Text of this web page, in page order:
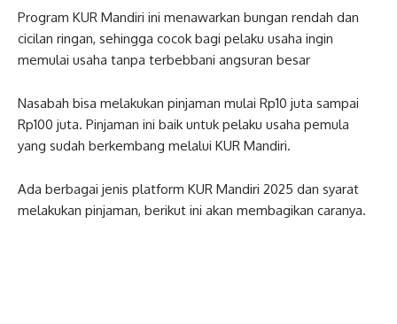
Program KUR Mandiri ini menawarkan bungan rendah dan
cicilan ringan, sehingga cocok bagi pelaku usaha ingin
memulai usaha tanpa terbebbani angsuran besar
Nasabah bisa melakukan pinjaman mulai Rp10 juta sampai
Rp100 juta. Pinjaman ini baik untuk pelaku usaha pemula
yang sudah berkembang melalui KUR Mandiri.
Ada berbagai jenis platform KUR Mandiri 2025 dan syarat
melakukan pinjaman, berikut ini akan membagikan caranya.